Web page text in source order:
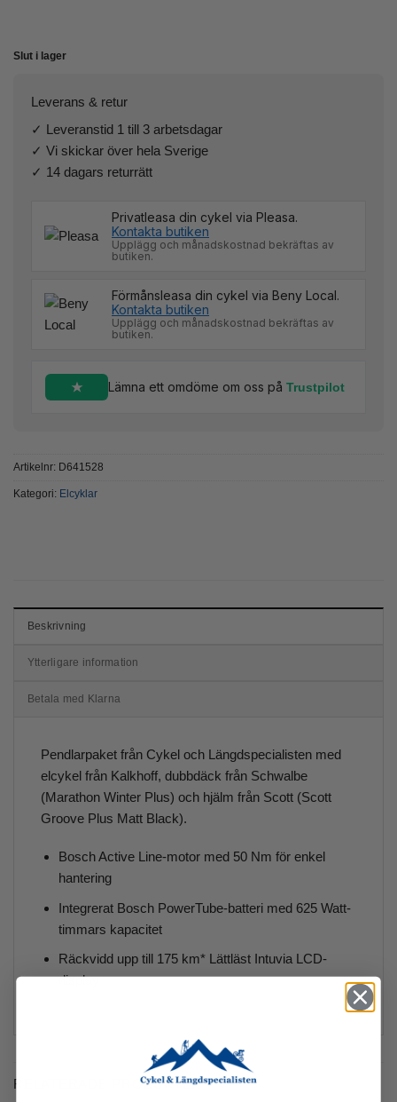
Slut i lager
Leverans & retur
✓ Leveranstid 1 till 3 arbetsdagar
✓ Vi skickar över hela Sverige
✓ 14 dagars returrätt
Privatleasa din cykel via Pleasa.
Kontakta butiken
Upplägg och månadskostnad bekräftas av
butiken.
Förmånsleasa din cykel via Beny Local.
Kontakta butiken
Upplägg och månadskostnad bekräftas av
butiken.
Lämna ett omdöme om oss på Trustpilot
Artikelnr: D641528
Kategori: Elcyklar
Beskrivning
Ytterligare information
Betala med Klarna
Pendlarpaket från Cykel och Längdspecialisten med
elcykel från Kalkhoff, dubbdäck från Schwalbe
(Marathon Winter Plus) och hjälm från Scott (Scott
Groove Plus Matt Black).
Bosch Active Line-motor med 50 Nm för enkel
hantering
Integrerat Bosch PowerTube-batteri med 625 Watt-
timmars kapacitet
Räckvidd upp till 175 km* Lättläst Intuvia LCD-
display
RELATERADE PRODUKTER